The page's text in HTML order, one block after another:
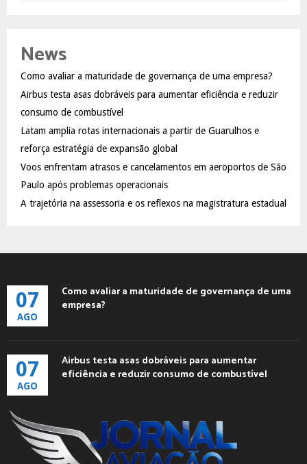
h
o
r
:
R
News
Como avaliar a maturidade de governança de uma empresa?
Airbus testa asas dobráveis para aumentar eficiência e reduzir
consumo de combustível
Latam amplia rotas internacionais a partir de Guarulhos e
reforça estratégia de expansão global
Voos enfrentam atrasos e cancelamentos em aeroportos de São
Paulo após problemas operacionais
A trajetória na assessoria e os reflexos na magistratura estadual
07
AGO
Como avaliar a maturidade de governança de uma
empresa?
07
AGO
Airbus testa asas dobráveis para aumentar
eficiência e reduzir consumo de combustível